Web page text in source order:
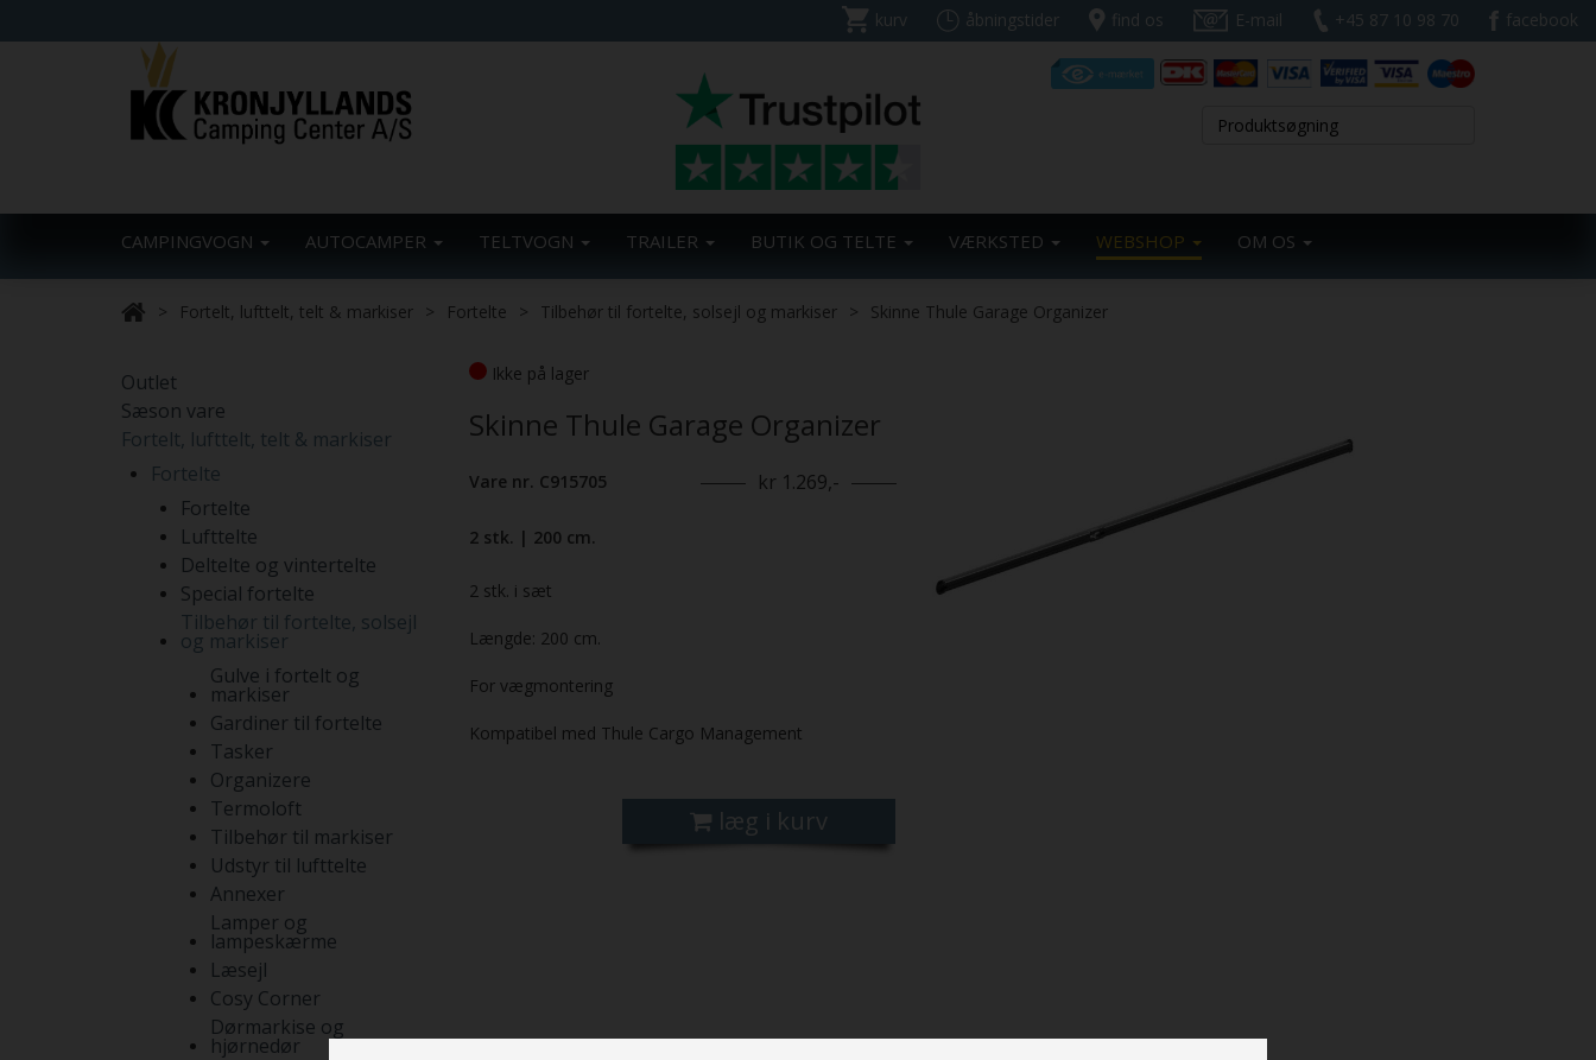
kurv åbningstider find os E-mail +45 87 10 98 70 facebook
CAMPINGVOGN AUTOCAMPER TELTVOGN TRAILER BUTIK OG TELTE VÆRKSTED WEBSHOP OM OS
Fortelt, lufttelt, telt & markiser Fortelte Tilbehør til fortelte, solsejl og markiser Skinne Thule Garage Organizer
Outlet
Sæson vare
Fortelt, lufttelt, telt & markiser
Fortelte
Fortelte
Lufttelte
Deltelte og vintertelte
Special fortelte
Tilbehør til fortelte, solsejl
og markiser
Gulve i fortelt og
markiser
Gardiner til fortelte
Tasker
Organizere
Termoloft
Tilbehør til markiser
Udstyr til lufttelte
Annexer
Lamper og
lampeskærme
Læsejl
Cosy Corner
Dørmarkise og
hjørnedør
Ikke på lager
Skinne Thule Garage Organizer
Vare nr. C915705 kr 1.269,-
2 stk. | 200 cm.
2 stk. i sæt
Længde: 200 cm.
For vægmontering
Kompatibel med Thule Cargo Management
læg i kurv